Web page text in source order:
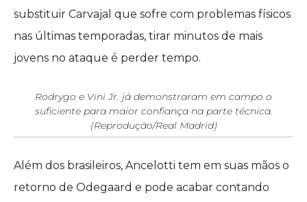
substituir Carvajal que sofre com problemas físicos
nas últimas temporadas, tirar minutos de mais
jovens no ataque é perder tempo.
Rodrygo e Vini Jr. já demonstraram em campo o
suficiente para maior confiança na parte técnica.
(Reprodução/Real Madrid)
Além dos brasileiros, Ancelotti tem em suas mãos o
retorno de Odegaard e pode acabar contando